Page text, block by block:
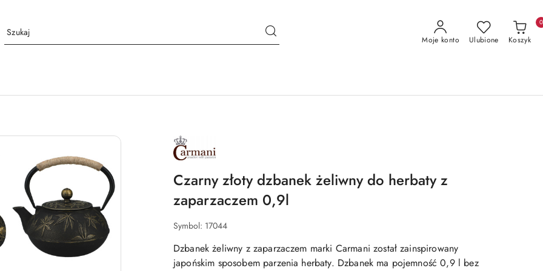
Moje konto Ulubione Koszyk
0
NAZWA
PRODUCENTA:
CARMANI
Czarny złoty dzbanek żeliwny do herbaty z
zaparzaczem 0,9l
Symbol: 17044
Dzbanek żeliwny z zaparzaczem marki Carmani został zainspirowany
japońskim sposobem parzenia herbaty. Dzbanek ma pojemność 0,9 l bez